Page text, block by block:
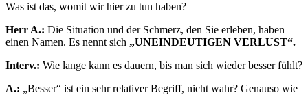
Was ist das, womit wir hier zu tun haben?
Herr A.: Die Situation und der Schmerz, den Sie erleben, haben
einen Namen. Es nennt sich „UNEINDEUTIGEN VERLUST“.
Interv.: Wie lange kann es dauern, bis man sich wieder besser fühlt?
A.: „Besser“ ist ein sehr relativer Begriff, nicht wahr? Genauso wie